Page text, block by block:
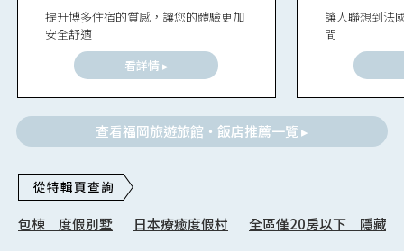
提升博多住宿的質感，讓您的體驗更加
安全舒適
看詳情 ▸
讓人聯想到法
間
查看福岡旅遊旅館・飯店推薦一覽 ▸
包棟 度假別墅 日本療癒度假村 全區僅20房以下 隱藏秘